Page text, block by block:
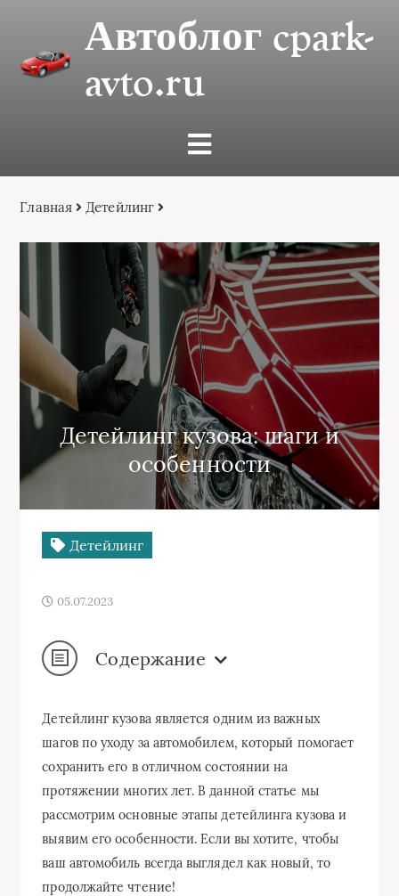
Автоблог cpark-
avto.ru
Главная Детейлинг
Детейлинг кузова: шаги и
особенности
Детейлинг
05.07.2023
Содержание
Детейлинг кузова является одним из важных
шагов по уходу за автомобилем, который помогает
сохранить его в отличном состоянии на
протяжении многих лет. В данной статье мы
рассмотрим основные этапы детейлинга кузова и
выявим его особенности. Если вы хотите, чтобы
ваш автомобиль всегда выглядел как новый, то
продолжайте чтение!